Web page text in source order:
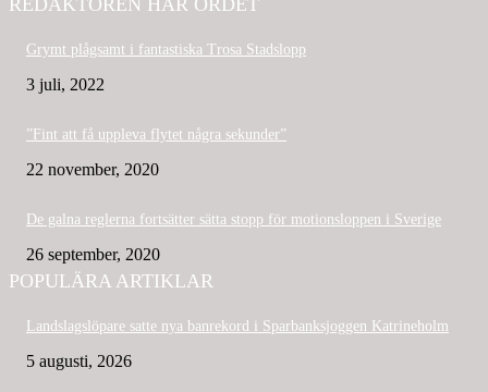
Grymt plågsamt i fantastiska Trosa Stadslopp
3 juli, 2022
”Fint att få uppleva flytet några sekunder”
22 november, 2020
De galna reglerna fortsätter sätta stopp för motionsloppen i Sverige
26 september, 2020
POPULÄRA ARTIKLAR
Landslagslöpare satte nya banrekord i Sparbanksjoggen Katrineholm
5 augusti, 2026